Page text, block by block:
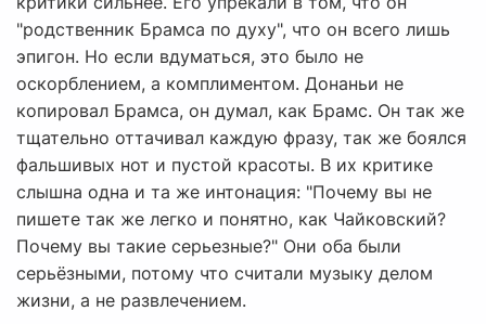
"родственник Брамса по духу", что он всего лишь
эпигон. Но если вдуматься, это было не
оскорблением, а комплиментом. Донаньи не
копировал Брамса, он думал, как Брамс. Он так же
тщательно оттачивал каждую фразу, так же боялся
фальшивых нот и пустой красоты. В их критике
слышна одна и та же интонация: "Почему вы не
пишете так же легко и понятно, как Чайковский?
Почему вы такие серьезные?" Они оба были
серьёзными, потому что считали музыку делом
жизни, а не развлечением.